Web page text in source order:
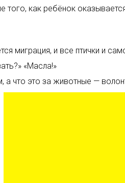
как ребёнок
миграция, и все птички и
«Масла!»
а что это за животные —